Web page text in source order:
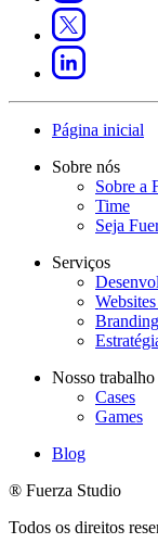
Página inicial
Sobre nós
Sobre a
Time
Seja
Serviços
Nosso trabalho
Cases
Games
Blog
® Fuerza Studio
Todos os direitos